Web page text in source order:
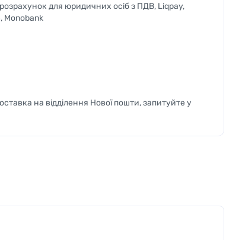
розрахунок для юридичних осіб з ПДВ, Liqpay,
Monobank
на відділення Нової пошти, запитуйте у